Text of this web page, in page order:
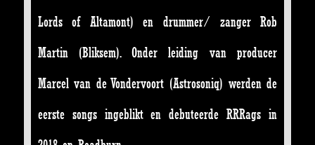
Lords of Altamont) en drummer/ zanger Rob
Martin (Bliksem). Onder leiding van producer
Marcel van de Vondervoort (Astrosoniq) werden de
eerste songs ingeblikt en debuteerde RRRags in